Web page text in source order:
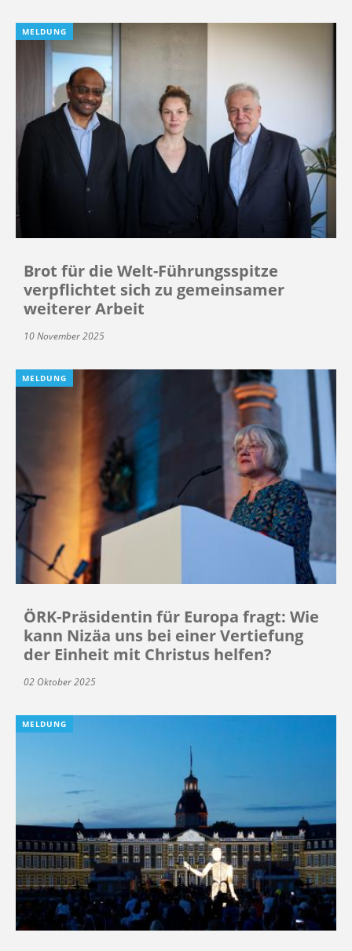
MELDUNG
Brot für die Welt-Führungsspitze
verpflichtet sich zu gemeinsamer
weiterer Arbeit
10 November 2025
MELDUNG
ÖRK-Präsidentin für Europa fragt: Wie
kann Nizäa uns bei einer Vertiefung
der Einheit mit Christus helfen?
02 Oktober 2025
MELDUNG